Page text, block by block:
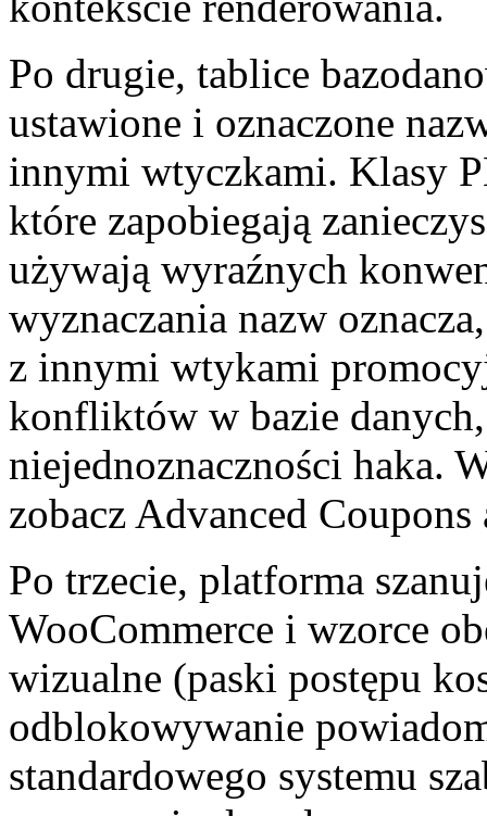
Po drugie, tablice
ustawione i oznaczone
innymi wtyczkami. Klasy
które zapobiegają
używają wyraźnych
wyznaczania nazw
z innymi wtykami
konfliktów w bazie
niejednoznaczności haka.
zobacz Advanced
Po trzecie, platforma
WooCommerce i wzorce
wizualne (paski postępu
odblokowywanie
standardowego systemu